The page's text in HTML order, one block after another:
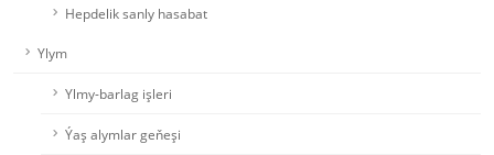
Hepdelik sanly hasabat
Ylym
Ylmy-barlag işleri
Ýaş alymlar geňeşi